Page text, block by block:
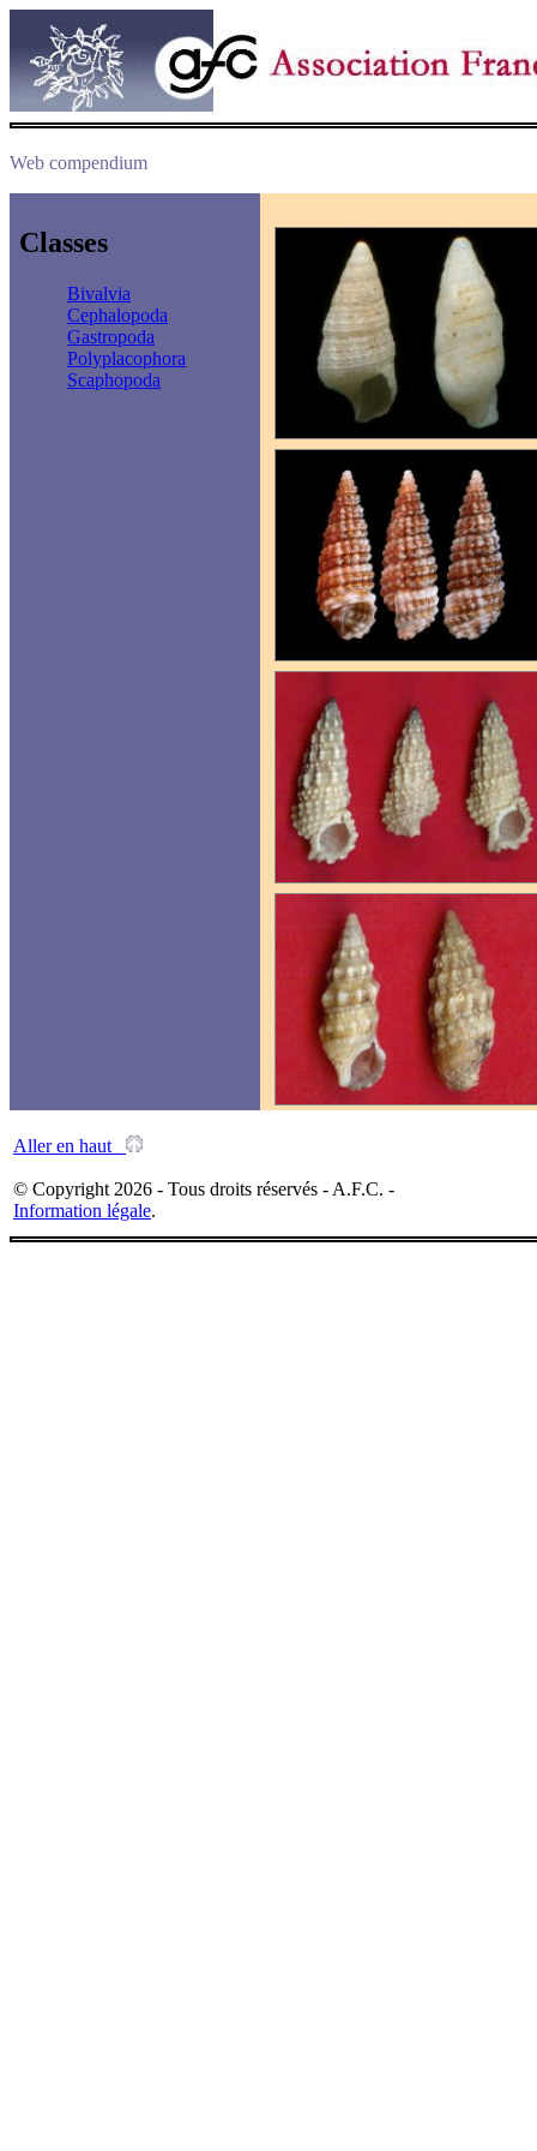
Web compendium
Classes
Bivalvia
Cephalopoda
Gastropoda
Polyplacophora
Scaphopoda
Aller en haut
© Copyright 2026 - Tous droits réservés - A.F.C. -
Information légale.